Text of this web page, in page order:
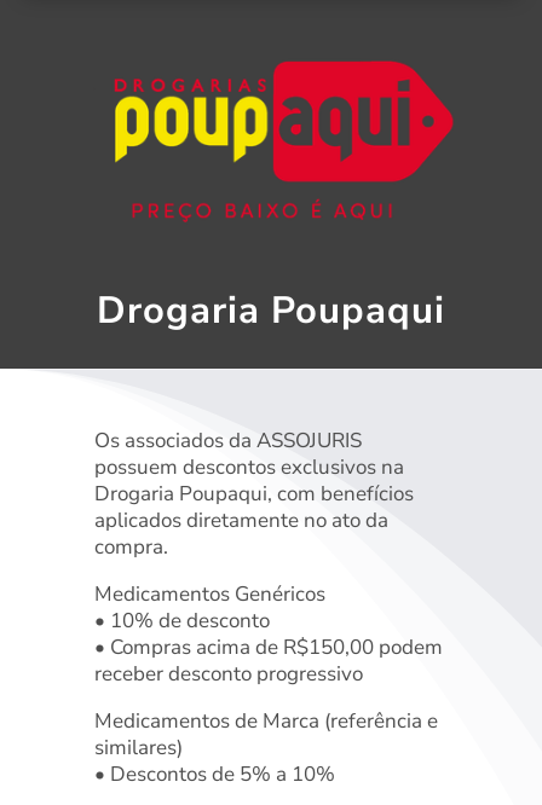
Drogaria Poupaqui
Os associados da ASSOJURIS
possuem descontos exclusivos na
Drogaria Poupaqui, com benefícios
aplicados diretamente no ato da
compra.
Medicamentos Genéricos
• 10% de desconto
• Compras acima de R$150,00 podem
receber desconto progressivo
Medicamentos de Marca (referência e
similares)
• Descontos de 5% a 10%